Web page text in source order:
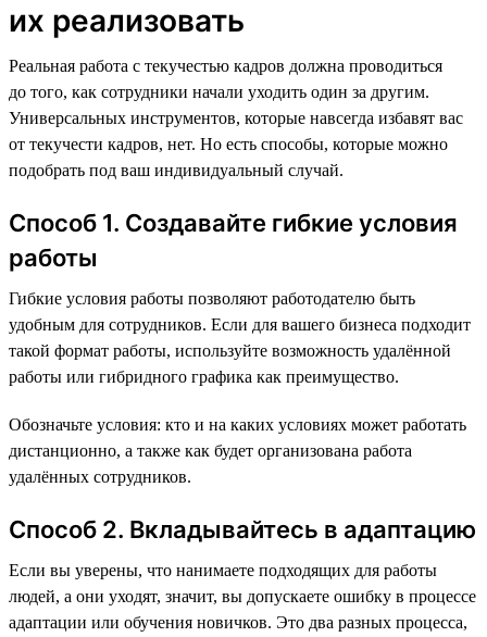
их реализовать
Реальная работа с текучестью кадров должна проводиться
до того, как сотрудники начали уходить один за другим.
Универсальных инструментов, которые навсегда избавят вас
от текучести кадров, нет. Но есть способы, которые можно
подобрать под ваш индивидуальный случай.
Способ 1. Создавайте гибкие условия
работы
Гибкие условия работы позволяют работодателю быть
удобным для сотрудников. Если для вашего бизнеса подходит
такой формат работы, используйте возможность удалённой
работы или гибридного графика как преимущество.
Обозначьте условия: кто и на каких условиях может работать
дистанционно, а также как будет организована работа
удалённых сотрудников.
Способ 2. Вкладывайтесь в адаптацию
Если вы уверены, что нанимаете подходящих для работы
людей, а они уходят, значит, вы допускаете ошибку в процессе
адаптации или обучения новичков. Это два разных процесса,